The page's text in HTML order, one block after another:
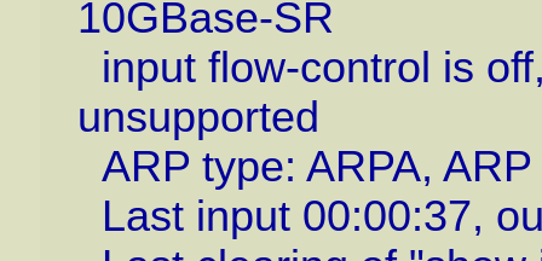
10GBase-SR
input flow-control is
unsupported
ARP type: ARPA,
Last input 00:00:37,